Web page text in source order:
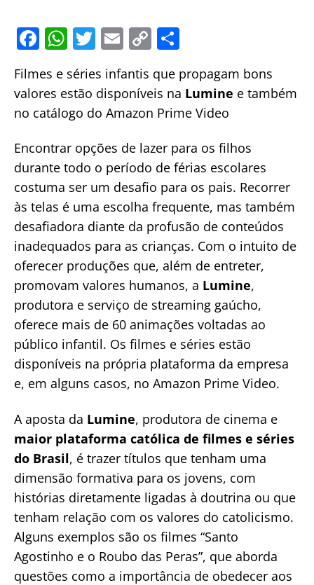
F
c
e
b
o
o
k
W
h
at
s
A
p
p
T
w
itt
er
E
m
ai
l
C
p
y
Li
n
k
ar
e
Filmes e séries infantis que propagam bons
valores estão disponíveis na Lumine e também
no catálogo do Amazon Prime Video
Encontrar opções de lazer para os filhos
durante todo o período de férias escolares
costuma ser um desafio para os pais. Recorrer
às telas é uma escolha frequente, mas também
desafiadora diante da profusão de conteúdos
inadequados para as crianças. Com o intuito de
oferecer produções que, além de entreter,
promovam valores humanos, a Lumine,
produtora e serviço de streaming gaúcho,
oferece mais de 60 animações voltadas ao
público infantil. Os filmes e séries estão
disponíveis na própria plataforma da empresa
e, em alguns casos, no Amazon Prime Video.
A aposta da Lumine, produtora de cinema e
maior plataforma católica de filmes e séries
do Brasil, é trazer títulos que tenham uma
dimensão formativa para os jovens, com
histórias diretamente ligadas à doutrina ou que
tenham relação com os valores do catolicismo.
Alguns exemplos são os filmes “Santo
Agostinho e o Roubo das Peras”, que aborda
questões como a importância de obedecer aos